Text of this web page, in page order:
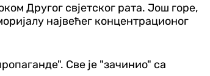
Другог свјетског рата. Још горе,
највећег концентрационог
Све је "зачинио" са